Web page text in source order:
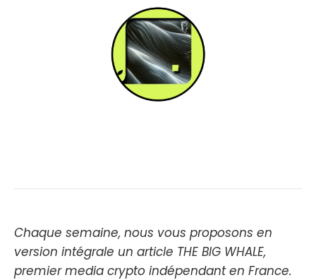
Chaque semaine, nous vous proposons en
version intégrale un article THE BIG WHALE,
premier media crypto indépendant en France.